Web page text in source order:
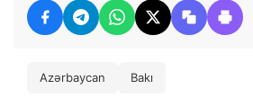
Azərbaycan Bakı